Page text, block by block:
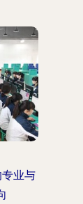
业与